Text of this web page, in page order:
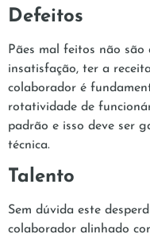
Defeitos
Pães mal feitos não
insatisfação, ter a
colaborador é
rotatividade de
padrão e isso deve ser
técnica.
Talento
Sem dúvida este
colaborador alinhado